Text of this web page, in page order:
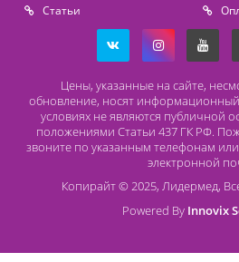
Наличный расчет
О компании Лидермед
O нас
Социальная деятельность
Статьи